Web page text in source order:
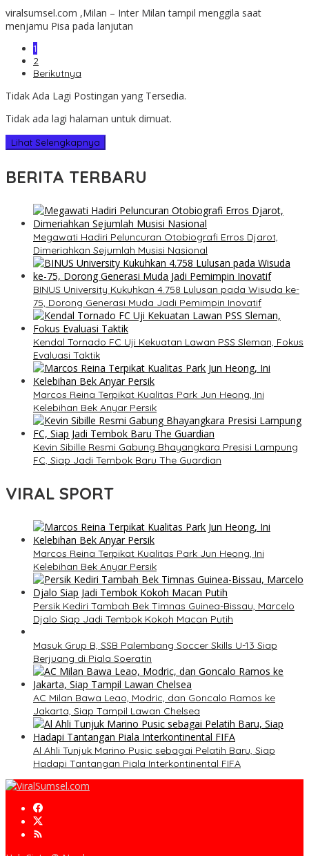
viralsumsel.com ,Milan – Inter Milan tampil menggila saat
menjamu Pisa pada lanjutan
1
2
Berikutnya
Tidak Ada Lagi Postingan yang Tersedia.
Tidak ada lagi halaman untuk dimuat.
Lihat Selengkapnya
BERITA TERBARU
Megawati Hadiri Peluncuran Otobiografi Erros Djarot,
Dimeriahkan Sejumlah Musisi Nasional
BINUS University Kukuhkan 4.758 Lulusan pada Wisuda ke-
75, Dorong Generasi Muda Jadi Pemimpin Inovatif
Kendal Tornado FC Uji Kekuatan Lawan PSS Sleman, Fokus
Evaluasi Taktik
Marcos Reina Terpikat Kualitas Park Jun Heong, Ini
Kelebihan Bek Anyar Persik
Kevin Sibille Resmi Gabung Bhayangkara Presisi Lampung
FC, Siap Jadi Tembok Baru The Guardian
VIRAL SPORT
Marcos Reina Terpikat Kualitas Park Jun Heong, Ini
Kelebihan Bek Anyar Persik
Persik Kediri Tambah Bek Timnas Guinea-Bissau, Marcelo
Djalo Siap Jadi Tembok Kokoh Macan Putih
Masuk Grup B, SSB Palembang Soccer Skills U-13 Siap
Berjuang di Piala Soeratin
AC Milan Bawa Leao, Modric, dan Goncalo Ramos ke
Jakarta, Siap Tampil Lawan Chelsea
Al Ahli Tunjuk Marino Pusic sebagai Pelatih Baru, Siap
Hadapi Tantangan Piala Interkontinental FIFA